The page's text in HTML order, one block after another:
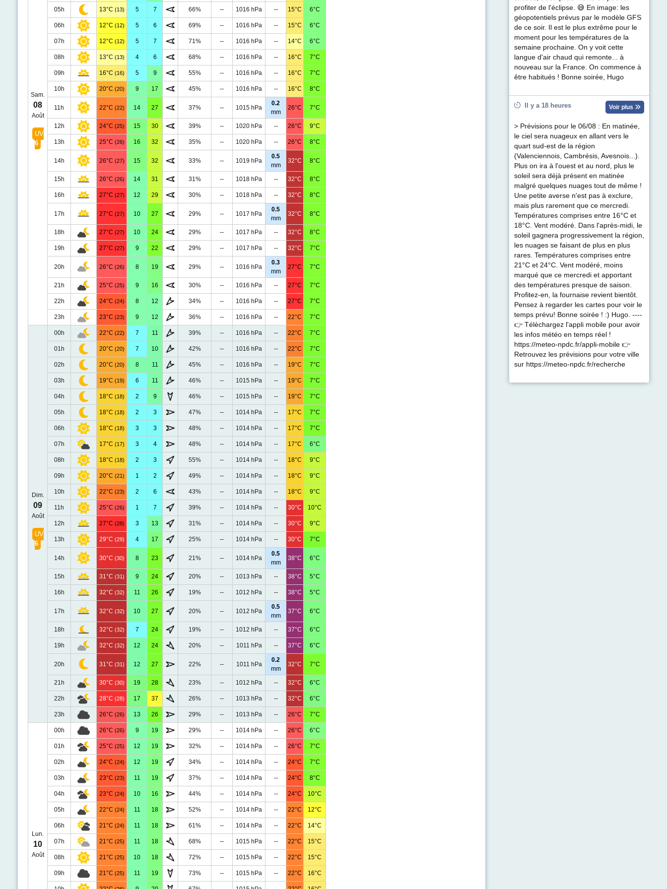
Sam.
08
Août
UV
6
05h 13°C (13) 5 7 66% -- 1016 hPa -- 15°C 6°C
06h 12°C (12) 5 6 69% -- 1016 hPa -- 15°C 6°C
07h 12°C (12) 5 7 71% -- 1016 hPa -- 14°C 6°C
08h 13°C (13) 4 6 68% -- 1016 hPa -- 16°C 7°C
09h 16°C (16) 5 9 55% -- 1016 hPa -- 16°C 7°C
10h 20°C (20) 9 17 45% -- 1016 hPa -- 16°C 8°C
11h 22°C (22) 14 27 37% -- 1015 hPa
0.2
mm
26°C 7°C
12h 24°C (25) 15 30 39% -- 1020 hPa -- 26°C 9°C
13h 25°C (26) 16 32 35% -- 1020 hPa -- 26°C 8°C
14h 26°C (27) 15 32 33% -- 1019 hPa
0.5
mm
32°C 8°C
15h 26°C (26) 14 31 31% -- 1018 hPa -- 32°C 8°C
16h 27°C (27) 12 29 30% -- 1018 hPa -- 32°C 8°C
17h 27°C (27) 10 27 29% -- 1017 hPa
0.5
mm
32°C 8°C
18h 27°C (27) 10 24 29% -- 1017 hPa -- 32°C 8°C
19h 27°C (27) 9 22 29% -- 1017 hPa -- 32°C 7°C
20h 26°C (26) 8 19 29% -- 1016 hPa
0.3
mm
27°C 7°C
21h 25°C (25) 9 16 30% -- 1016 hPa -- 27°C 7°C
22h 24°C (24) 8 12 34% -- 1016 hPa -- 27°C 7°C
23h 23°C (23) 9 12 36% -- 1016 hPa -- 22°C 7°C
Dim.
09
Août
UV
6
00h 22°C (22) 7 11 39% -- 1016 hPa -- 22°C 7°C
01h 20°C (20) 7 10 42% -- 1016 hPa -- 22°C 7°C
02h 20°C (20) 8 11 45% -- 1016 hPa -- 19°C 7°C
03h 19°C (19) 6 11 46% -- 1015 hPa -- 19°C 7°C
04h 18°C (18) 2 9 46% -- 1015 hPa -- 19°C 7°C
05h 18°C (18) 2 3 47% -- 1014 hPa -- 17°C 7°C
06h 18°C (18) 3 3 48% -- 1014 hPa -- 17°C 7°C
07h 17°C (17) 3 4 48% -- 1014 hPa -- 17°C 6°C
08h 18°C (18) 2 3 55% -- 1014 hPa -- 18°C 9°C
09h 20°C (21) 1 2 49% -- 1014 hPa -- 18°C 9°C
10h 22°C (23) 2 6 43% -- 1014 hPa -- 18°C 9°C
11h 25°C (26) 1 7 39% -- 1014 hPa -- 30°C 10°C
12h 27°C (28) 3 13 31% -- 1014 hPa -- 30°C 9°C
13h 29°C (29) 4 17 25% -- 1014 hPa -- 30°C 7°C
14h 30°C (30) 8 23 21% -- 1014 hPa
0.5
mm
38°C 6°C
15h 31°C (31) 9 24 20% -- 1013 hPa -- 38°C 5°C
16h 32°C (32) 11 26 19% -- 1012 hPa -- 38°C 5°C
17h 32°C (32) 10 27 20% -- 1012 hPa
0.5
mm
37°C 6°C
18h 32°C (32) 7 24 19% -- 1012 hPa -- 37°C 6°C
19h 32°C (32) 12 24 20% -- 1011 hPa -- 37°C 6°C
20h 31°C (31) 12 27 22% -- 1011 hPa
0.2
mm
32°C 7°C
21h 30°C (30) 19 28 23% -- 1012 hPa -- 32°C 6°C
22h 28°C (28) 17 37 26% -- 1013 hPa -- 32°C 6°C
23h 26°C (26) 13 26 29% -- 1013 hPa -- 26°C 7°C
Lun.
10
Août
00h 26°C (26) 9 19 29% -- 1014 hPa -- 26°C 6°C
01h 25°C (25) 12 19 32% -- 1014 hPa -- 26°C 7°C
02h 24°C (24) 12 19 34% -- 1014 hPa -- 24°C 7°C
03h 23°C (23) 11 19 37% -- 1014 hPa -- 24°C 8°C
04h 23°C (24) 10 16 44% -- 1014 hPa -- 24°C 10°C
05h 22°C (24) 11 18 52% -- 1014 hPa -- 22°C 12°C
06h 21°C (24) 11 18 61% -- 1014 hPa -- 22°C 14°C
07h 21°C (25) 11 18 68% -- 1015 hPa -- 22°C 15°C
08h 21°C (25) 10 18 72% -- 1015 hPa -- 22°C 15°C
09h 21°C (25) 11 19 73% -- 1015 hPa -- 22°C 16°C
profiter de l'éclipse. 😅 En image: les
géopotentiels prévus par le modèle GFS
de ce soir. Il est le plus extrême pour le
moment pour les températures de la
semaine prochaine. On y voit cette
langue d'air chaud qui remonte... à
nouveau sur la France. On commence à
être habitués ! Bonne soirée, Hugo
Il y a 18 heures Voir plus
> Prévisions pour le 06/08 : En matinée,
le ciel sera nuageux en allant vers le
quart sud-est de la région
(Valenciennois, Cambrésis, Avesnois...).
Plus on ira à l'ouest et au nord, plus le
soleil sera déjà présent en matinée
malgré quelques nuages tout de même !
Une petite averse n'est pas à exclure,
mais plus rarement que ce mercredi.
Températures comprises entre 16°C et
18°C. Vent modéré. Dans l'après-midi, le
soleil gagnera progressivement la région,
les nuages se faisant de plus en plus
rares. Températures comprises entre
21°C et 24°C. Vent modéré, moins
marqué que ce mercredi et apportant
des températures presque de saison.
Profitez-en, la fournaise revient bientôt.
Pensez à regarder les cartes pour voir le
temps prévu! Bonne soirée ! :) Hugo. ----
👉 Téléchargez l'appli mobile pour avoir
les infos météo en temps réel !
https://meteo-npdc.fr/appli-mobile 👉
Retrouvez les prévisions pour votre ville
sur https://meteo-npdc.fr/recherche